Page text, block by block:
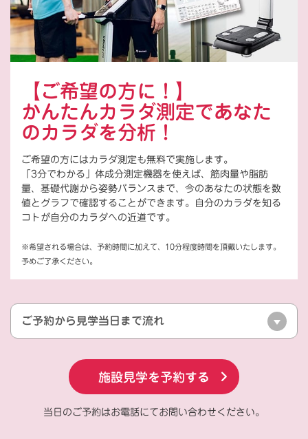
【ご希望の方に！】
かんたんカラダ測定であなた
のカラダを分析！
ご希望の方にはカラダ測定も無料で実施します。
「3分でわかる」体成分測定機器を使えば、筋肉量や脂肪
量、基礎代謝から姿勢バランスまで、今のあなたの状態を数
値とグラフで確認することができます。自分のカラダを知る
コトが自分のカラダへの近道です。
※希望される場合は、予約時間に加えて、10分程度時間を頂戴いたします。
予めご了承ください。
ご予約から見学当日まで流れ
施設見学を予約する
当日のご予約はお電話にてお問い合わせください。